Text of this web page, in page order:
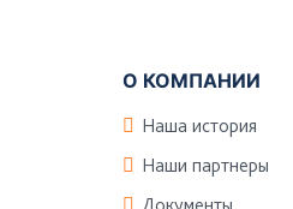
О КОМПАНИИ
Наша история
Наши партнеры